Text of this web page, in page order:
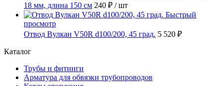
18 мм, длина 150 см 240 ₽ / шт
Быстрый
просмотр
Отвод Вулкан V50R d100/200, 45 град. 5 520 ₽
Каталог
Трубы и фитинги
Арматура для обвязки трубопроводов